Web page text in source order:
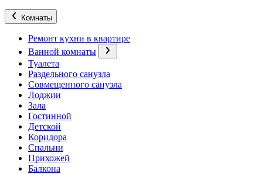
Комнаты
Ремонт кухни в квартире
Ванной комнаты
Туалета
Раздельного санузла
Совмещенного санузла
Лоджии
Зала
Гостинной
Детской
Коридора
Спальни
Прихожей
Балкона